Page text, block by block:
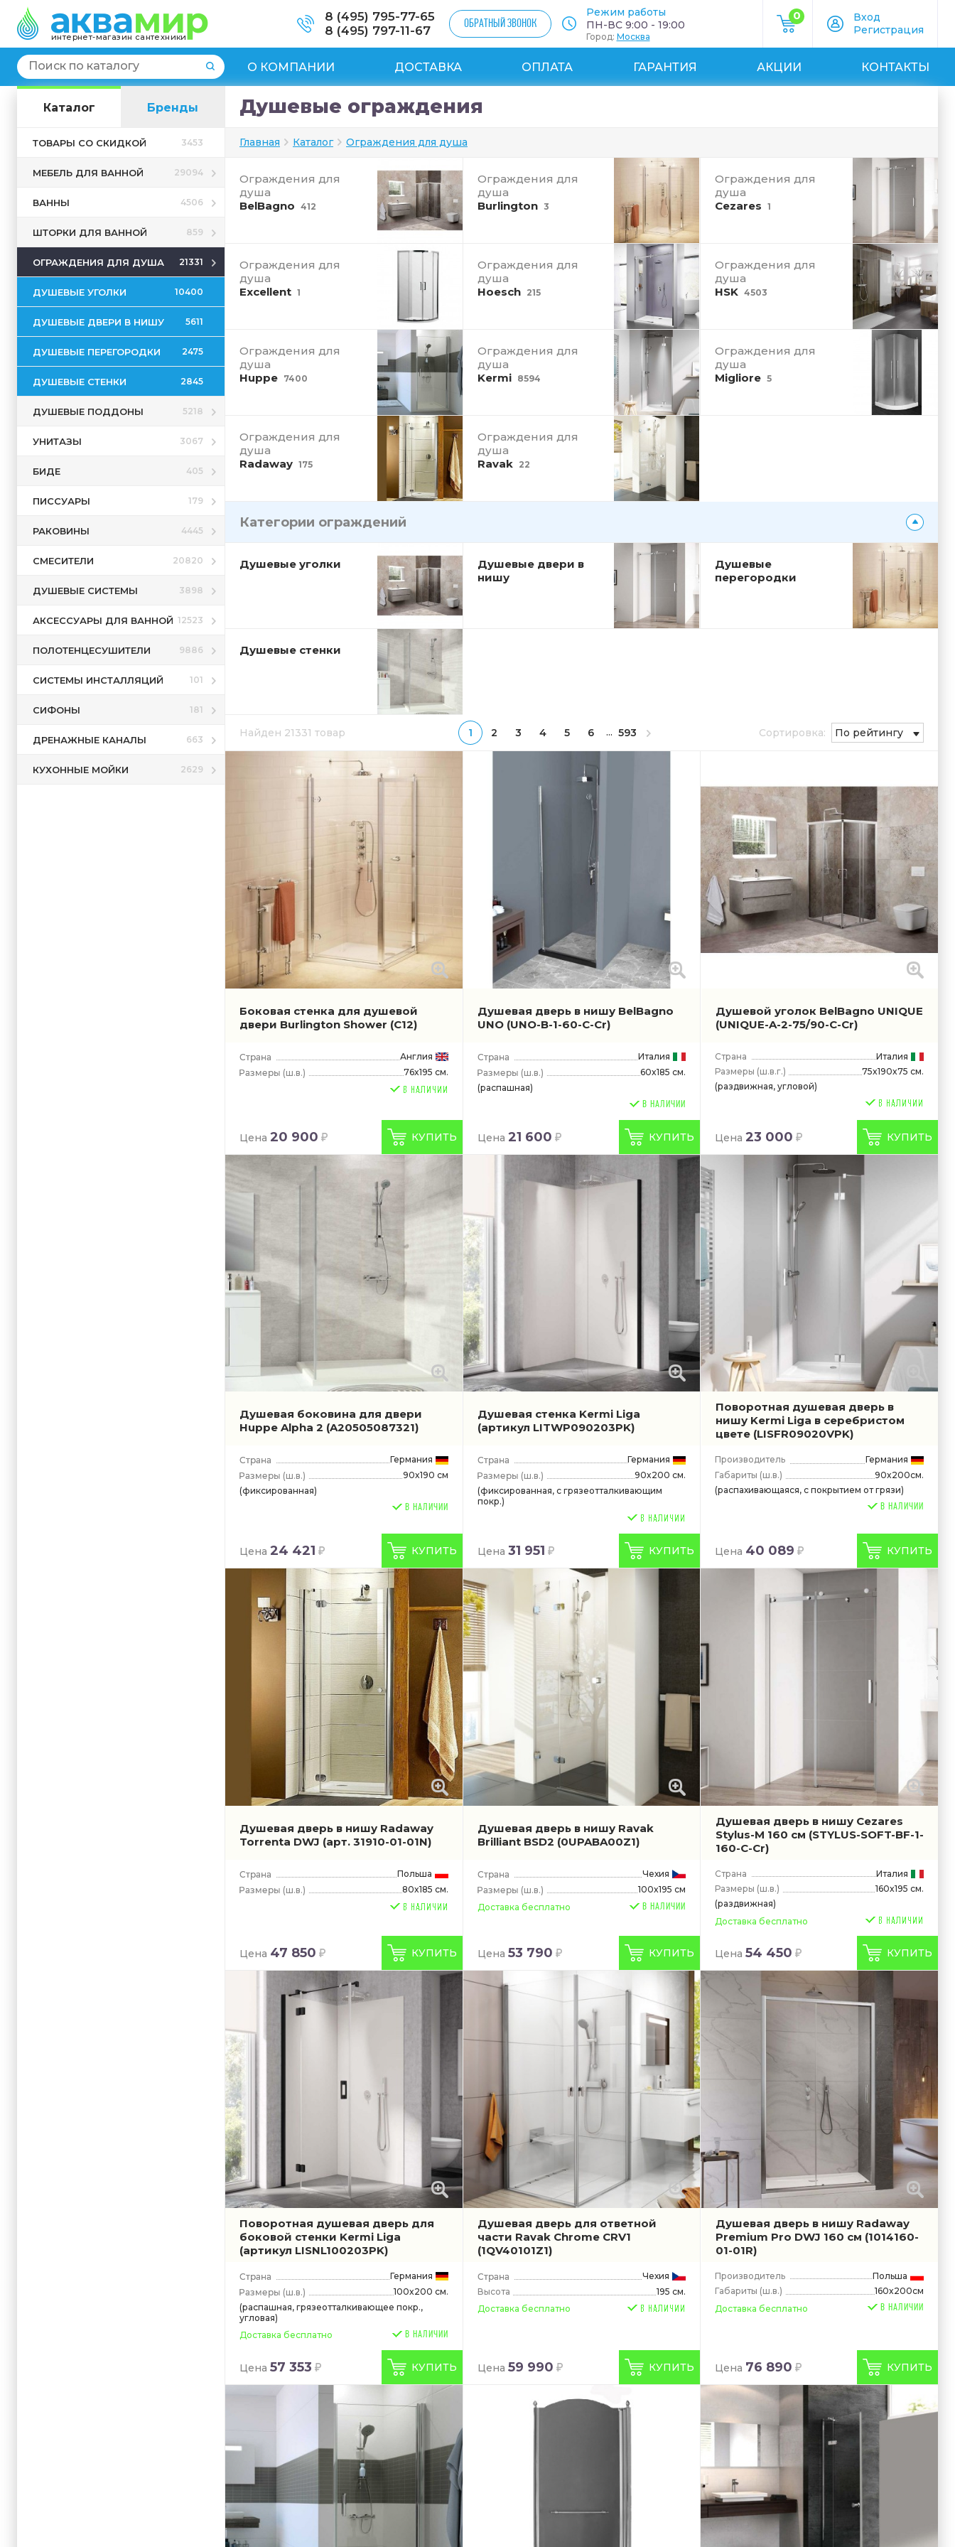
интернет-магазин сантехники
8 (495) 795-77-65
8 (495) 797-11-67
ОБРАТНЫЙ ЗВОНОК
Режим работы
ПН-ВС 9:00 - 19:00
Город: Москва
0
Вход
Регистрация
О КОМПАНИИ ДОСТАВКА ОПЛАТА ГАРАНТИЯ АКЦИИ КОНТАКТЫ
Каталог Бренды
ТОВАРЫ СО СКИДКОЙ 3453
МЕБЕЛЬ ДЛЯ ВАННОЙ 29094
ВАННЫ 4506
ШТОРКИ ДЛЯ ВАННОЙ 859
ОГРАЖДЕНИЯ ДЛЯ ДУША 21331
ДУШЕВЫЕ УГОЛКИ 10400
ДУШЕВЫЕ ДВЕРИ В НИШУ 5611
ДУШЕВЫЕ ПЕРЕГОРОДКИ 2475
ДУШЕВЫЕ СТЕНКИ 2845
ДУШЕВЫЕ ПОДДОНЫ 5218
УНИТАЗЫ 3067
БИДЕ 405
ПИССУАРЫ 179
РАКОВИНЫ 4445
СМЕСИТЕЛИ 20820
ДУШЕВЫЕ СИСТЕМЫ 3898
АКСЕССУАРЫ ДЛЯ ВАННОЙ 12523
ПОЛОТЕНЦЕСУШИТЕЛИ 9886
СИСТЕМЫ ИНСТАЛЛЯЦИЙ 101
СИФОНЫ 181
ДРЕНАЖНЫЕ КАНАЛЫ 663
КУХОННЫЕ МОЙКИ 2629
Душевые ограждения
Главная Каталог Ограждения для душа
Ограждения для
душа
BelBagno 412
Ограждения для
душа
Burlington 3
Ограждения для
душа
Cezares1
Ограждения для
душа
Excellent 1
Ограждения для
душа
Hoesch 215
Ограждения для
душа
HSK4503
Ограждения для
душа
Huppe 7400
Ограждения для
душа
Kermi 8594
Ограждения для
душа
Migliore5
Ограждения для
душа
Radaway 175
Ограждения для
душа
Ravak 22
Категории ограждений
Душевые уголки
Душевые двери в
нишу
Душевые
перегородки
Душевые стенки
Найден 21331 товар 1 2 3 4 5 6 ... 593 Сортировка: По рейтингу
Боковая стенка для душевой
двери Burlington Shower (C12)
Англия
(ш.в.)
76x195 см.
Цена 20 900 КУПИТЬ
Душевая дверь в нишу BelBagno
UNO (UNO-B-1-60-C-Cr)
Италия
(ш.в.)
60x185 см.
(распашная)
В НАЛИЧИИ
Цена 21 600 КУПИТЬ
Душевой уголок BelBagno UNIQUE
(UNIQUE-A-2-75/90-C-Cr)
Страна
Италия
Размеры (ш.в.г.)
75x190x75 см.
(раздвижная, угловой)
Цена 23 000 КУПИТЬ
Душевая боковина для двери
Huppe Alpha 2 (A20505087321)
Германия
(ш.в.)
90x190 см
(фиксированная)
В НАЛИЧИИ
Цена 24 421 КУПИТЬ
Душевая стенка Kermi Liga
(артикул LITWP090203PK)
Германия
(ш.в.)
90x200 см.
(фиксированная, с грязеотталкивающим
покр.)
Цена 31 951 КУПИТЬ
Поворотная душевая дверь в
нишу Kermi Liga в серебристом
цвете (LISFR09020VPK)
Производитель
Германия
Габариты (ш.в.)
90x200см.
(распахивающаяся, с покрытием от грязи)
В НАЛИЧИИ
Цена 40 089 КУПИТЬ
Душевая дверь в нишу Radaway
Torrenta DWJ (арт. 31910-01-01N)
Польша
(ш.в.)
80x185 см.
Цена 47 850 КУПИТЬ
Душевая дверь в нишу Ravak
Brilliant BSD2 (0UPABA00Z1)
Чехия
(ш.в.)
100x195 см
Доставка бесплатно
В НАЛИЧИИ
Цена 53 790 КУПИТЬ
Душевая дверь в нишу Cezares
Stylus-M 160 см (STYLUS-SOFT-BF-1-
160-C-Cr)
Страна
Италия
Размеры (ш.в.)
160x195 см.
(раздвижная)
Доставка бесплатно
Цена 54 450 КУПИТЬ
Поворотная душевая дверь для
боковой стенки Kermi Liga
(артикул LISNL100203PK)
Германия
(ш.в.)
100x200 см.
(распашная, грязеотталкивающее покр.,
угловая)
Доставка бесплатно
В НАЛИЧИИ
Цена 57 353 КУПИТЬ
Душевая дверь для ответной
части Ravak Chrome CRV1
(1QV40101Z1)
Чехия
Высота
195 см.
Доставка бесплатно
Цена 59 990 КУПИТЬ
Душевая дверь в нишу Radaway
Premium Pro DWJ 160 см (1014160-
01-01R)
Производитель
Польша
Габариты (ш.в.)
160x200см
Доставка бесплатно
В НАЛИЧИИ
Цена 76 890 КУПИТЬ